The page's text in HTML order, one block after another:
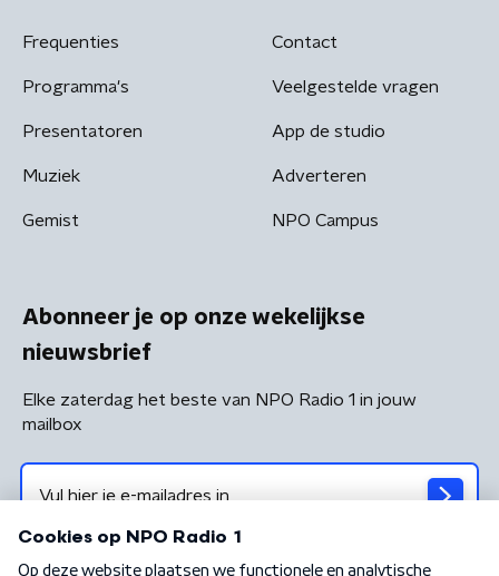
Frequenties
Programma's
Presentatoren
Muziek
Gemist
Contact
Veelgestelde vragen
App de studio
Adverteren
NPO Campus
Abonneer je op onze wekelijkse
nieuwsbrief
Elke zaterdag het beste van NPO Radio 1 in jouw
mailbox